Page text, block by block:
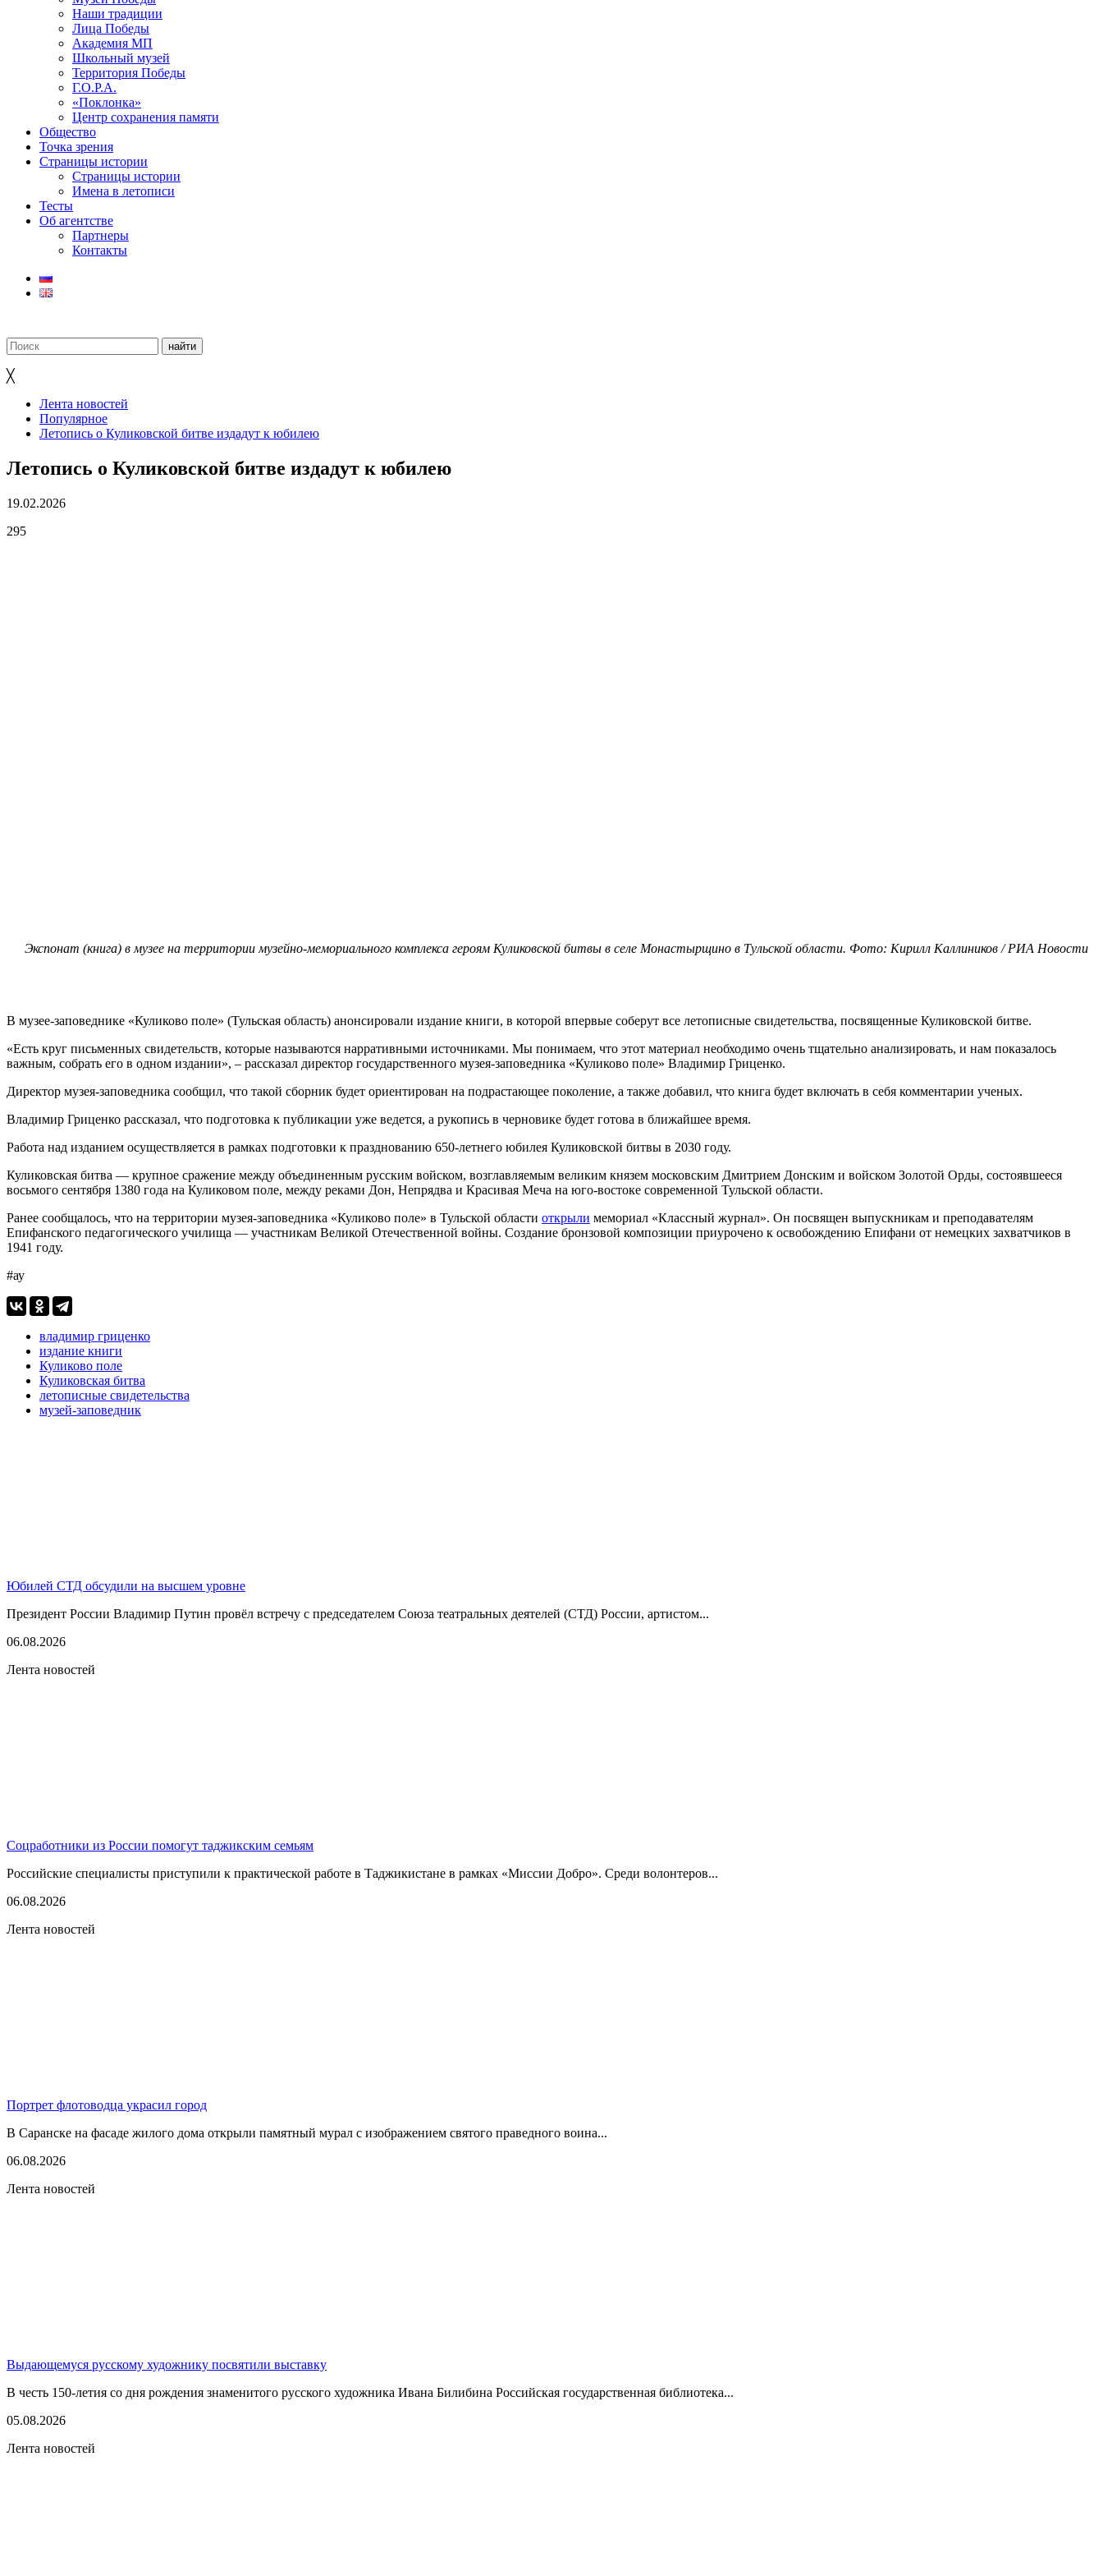
Наши традиции
Лица Победы
Академия МП
Школьный музей
Территория Победы
Г.О.Р.А.
«Поклонка»
Центр сохранения памяти
Общество
Точка зрения
Страницы истории
Страницы истории
Имена в летописи
Тесты
Об агентстве
Партнеры
Контакты
╳
Лента новостей
Популярное
Летопись о Куликовской битве издадут к юбилею
Летопись о Куликовской битве издадут к юбилею
19.02.2026
295
Экспонат (книга) в музее на территории музейно-мемориального комплекса героям Куликовской битвы в селе Монастырщино в Тульской области. Фото: Кирилл Каллиников / РИА Новости
В музее-заповеднике «Куликово поле» (Тульская область) анонсировали издание книги, в которой впервые соберут все летописные свидетельства, посвященные Куликовской битве.
«Есть круг письменных свидетельств, которые называются нарративными источниками. Мы понимаем, что этот материал необходимо очень тщательно анализировать, и нам показалось
важным, собрать его в одном издании», – рассказал директор государственного музея-заповедника «Куликово поле» Владимир Гриценко.
Директор музея-заповедника сообщил, что такой сборник будет ориентирован на подрастающее поколение, а также добавил, что книга будет включать в себя комментарии ученых.
Владимир Гриценко рассказал, что подготовка к публикации уже ведется, а рукопись в черновике будет готова в ближайшее время.
Работа над изданием осуществляется в рамках подготовки к празднованию 650-летнего юбилея Куликовской битвы в 2030 году.
Куликовская битва — крупное сражение между объединенным русским войском, возглавляемым великим князем московским Дмитрием Донским и войском Золотой Орды, состоявшееся
восьмого сентября 1380 года на Куликовом поле, между реками Дон, Непрядва и Красивая Меча на юго-востоке современной Тульской области.
Ранее сообщалось, что на территории музея-заповедника «Куликово поле» в Тульской области открыли мемориал «Классный журнал». Он посвящен выпускникам и преподавателям
Епифанского педагогического училища — участникам Великой Отечественной войны. Создание бронзовой композиции приурочено к освобождению Епифани от немецких захватчиков в
1941 году.
#ау
владимир гриценко
издание книги
Куликово поле
Куликовская битва
летописные свидетельства
музей-заповедник
Юбилей СТД обсудили на высшем уровне
Президент России Владимир Путин провёл встречу с председателем Союза театральных деятелей (СТД) России, артистом...
06.08.2026
Лента новостей
Соцработники из России помогут таджикским семьям
Российские специалисты приступили к практической работе в Таджикистане в рамках «Миссии Добро». Среди волонтеров...
06.08.2026
Лента новостей
Портрет флотоводца украсил город
В Саранске на фасаде жилого дома открыли памятный мурал с изображением святого праведного воина...
06.08.2026
Лента новостей
Выдающемуся русскому художнику посвятили выставку
В честь 150-летия со дня рождения знаменитого русского художника Ивана Билибина Российская государственная библиотека...
05.08.2026
Лента новостей